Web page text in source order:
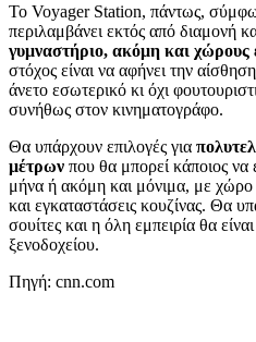
Το Voyager Station, πάντως,
περιλαμβάνει εκτός από διαμονή
γυμναστήριο, ακόμη και χώρους
στόχος είναι να αφήνει την
άνετο εσωτερικό κι όχι
συνήθως στον κινηματογράφο.
Θα υπάρχουν επιλογές για
μέτρων που θα μπορεί κάποιος να
μήνα ή ακόμη και μόνιμα, με χώρο
και εγκαταστάσεις κουζίνας. Θα
σουίτες και η όλη εμπειρία θα
ξενοδοχείου.
Πηγή: cnn.com